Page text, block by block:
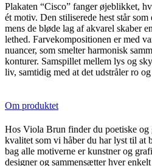
Plakaten “Cisco” fanger øjeblikket,
ét motiv. Den stiliserede hest står
mens de bløde lag af akvarel skaber
lethed. Farvekompositionen er med
nuancer, som smelter harmonisk
konturer. Samspillet mellem lys og
liv, samtidig med at det udstråler ro og
Om produktet
Hos Viola Brun finder du poetiske
kvalitet som vi håber du har lyst til at
bag alle motiverne er kunstner og
designer og sammensætter hver